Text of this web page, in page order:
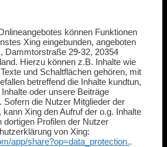
können Funktionen
Xing eingebunden, angeboten
Dammtorstraße 29-32, 20354
Hierzu können z.B. Inhalte wie
und Schaltflächen gehören, mit
betreffend die Inhalte kundtun,
oder unsere Beiträge
Sofern die Nutzer Mitglieder der
Xing den Aufruf der o.g. Inhalte
dortigen Profilen der Nutzer
von Xing:
app/share?op=data_protection..